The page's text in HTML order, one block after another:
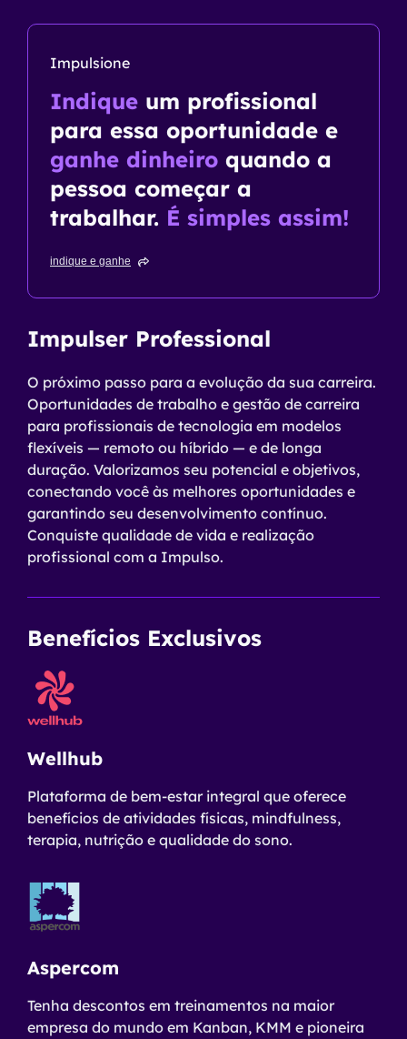
Impulsione
Indique um profissional
para essa oportunidade e
ganhe dinheiro quando a
pessoa começar a
trabalhar. É simples assim!
indique e ganhe
Impulser Professional
O próximo passo para a evolução da sua carreira.
Oportunidades de trabalho e gestão de carreira
para profissionais de tecnologia em modelos
flexíveis — remoto ou híbrido — e de longa
duração. Valorizamos seu potencial e objetivos,
conectando você às melhores oportunidades e
garantindo seu desenvolvimento contínuo.
Conquiste qualidade de vida e realização
profissional com a Impulso.
Benefícios Exclusivos
Wellhub
Plataforma de bem-estar integral que oferece
benefícios de atividades físicas, mindfulness,
terapia, nutrição e qualidade do sono.
Aspercom
Tenha descontos em treinamentos na maior
empresa do mundo em Kanban, KMM e pioneira